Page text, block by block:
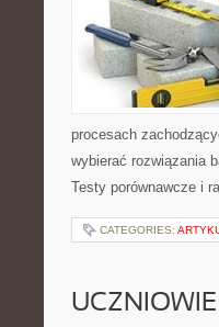
procesach
wybierać rozwiązania
Testy porównawcze i
CATEGORIES: